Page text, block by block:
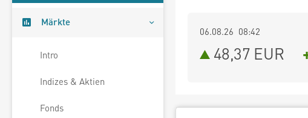
Märkte
Intro
Indizes & Aktien
Fonds
06.08.26 08:42
48,37 EUR